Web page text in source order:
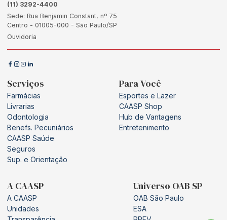
(11) 3292-4400
Sede: Rua Benjamin Constant, nº 75
Centro - 01005-000 - São Paulo/SP
Ouvidoria
Serviços
Farmácias
Livrarias
Odontologia
Benefs. Pecuniários
CAASP Saúde
Seguros
Sup. e Orientação
Para Você
Esportes e Lazer
CAASP Shop
Hub de Vantagens
Entretenimento
A CAASP
A CAASP
Unidades
Universo OAB SP
OAB São Paulo
ESA